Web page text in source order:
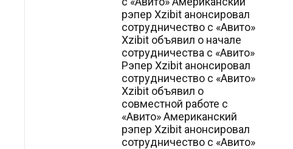
рэпер Xzibit анонсировал
сотрудничество с «Авито»
Xzibit объявил о начале
сотрудничества с «Авито»
Рэпер Xzibit анонсировал
сотрудничество с «Авито»
Xzibit объявил о
совместной работе с
«Авито» Американский
рэпер Xzibit анонсировал
сотрудничество с «Авито»